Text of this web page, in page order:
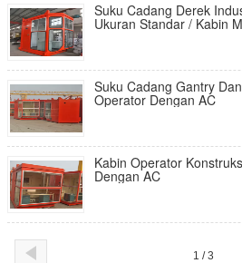
Suku Cadang Derek
Ukuran Standar / Kabin
Suku Cadang Gantry
Operator Dengan AC
Kabin Operator
Dengan AC
1 / 3